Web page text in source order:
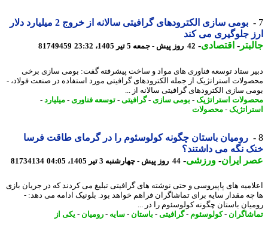
بومی سازی الکترودهای گرافیتی سالانه از خروج 2 میلیارد دلار
جلوگیری می کند
-اقتصادی-42 روز پیش - جمعه 5 تیر 1405، 23:32 81749459
ستاد توسعه فناوری های مواد و ساخت پیشرفته گفت: بومی سازی برخی
استراتژیک از جمله الکترودهای گرافیتی مورد استفاده در صنعت فولاد، -
سازی الکترودهای گرافیتی سالانه از ...
استراتژیک-بومی سازی- گرافیتی-توسعه فناوری- میلیارد-
-محصولات
رومیان باستان چگونه کولوسئوم را در گرمای طاقت فرسا
نگه می داشتند؟
ایران- ورزشی-44 روز پیش - چهارشنبه 3 تیر 1405، 04:05 81734134
های پاپیروسی و حتی نوشته های گرافیتی تبلیغ می کردند که در جریان بازی
مقدار سایه برای تماشاگران فراهم خواهد بود. بلونیک ادامه می دهد: -
باستان چگونه کولوسئوم را در ...
- کولوسئوم-گرافیتی-باستان-سایه-رومیان-یکی از